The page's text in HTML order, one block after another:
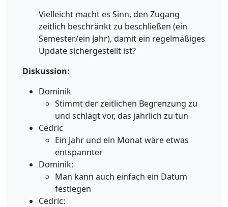
Vielleicht macht es Sinn, den Zugang
zeitlich beschränkt zu beschließen (ein
Semester/ein Jahr), damit ein regelmäßiges
Update sichergestellt ist?
Diskussion:
Dominik
Stimmt der zeitlichen Begrenzung zu
und schlägt vor, das jährlich zu tun
Cedric
Ein Jahr und ein Monat wäre etwas
entspannter
Dominik:
Man kann auch einfach ein Datum
festlegen
Cedric: